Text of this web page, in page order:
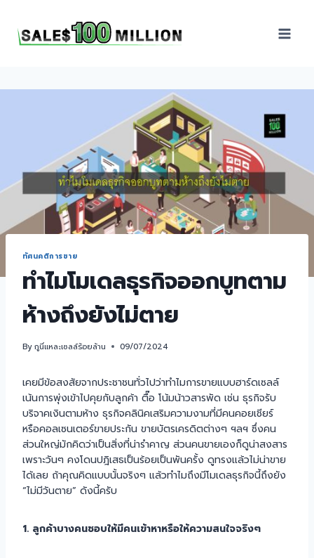
ทัศนคติการขาย
ทำไมโมเดลธุรกิจออกบูทตาม
ห้างถึงยังไม่ตาย
Byกูนี่แหละเซลล์ร้อยล้าน 09/07/2024
เคยมีข้อสงสัยจากประชาชนทั่วไปว่าทำไมการขายแบบฮาร์ดเซลล์
เน้นการพุ่งเข้าไปคุยกับลูกค้า ตื๊อ โน้มน้าวสารพัด เช่น ธุรกิจรับ
บริจาคเงินตามห้าง ธุรกิจคลินิคเสริมความงามที่มีคนคอยเชียร์
หรือคอลเซนเตอร์ขายประกัน ขายบัตรเครดิตต่างๆ ฯลฯ ซึ่งคน
ส่วนใหญ่มักคิดว่าเป็นสิ่งที่น่ารำคาญ ส่วนคนขายเองก็ดูน่าสงสาร
เพราะวันๆ คงโดนปฎิเสธเป็นร้อยเป็นพันครั้ง ดูทรงแล้วไม่น่าขาย
ได้เลย ถ้าคุณคิดแบบนั้นจริงๆ แล้วทำไมถึงมีโมเดลธุรกิจนี้ถึงยัง
“ไม่มีวันตาย” ดังนี้ครับ
1. ลูกค้าบางคนชอบให้มีคนเข้าหาหรือให้ความสนใจจริงๆ